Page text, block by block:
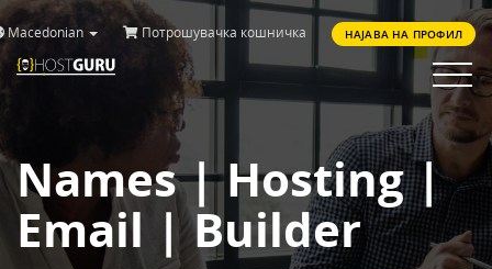
Macedonian Потрошувачка кошничка НАЈАВА НА ПРОФИЛ
Toggle
Names | Hosting |
Email | Builder